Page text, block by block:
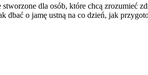
dla osób, które chcą zrozumieć
o jamę ustną na co dzień, jak